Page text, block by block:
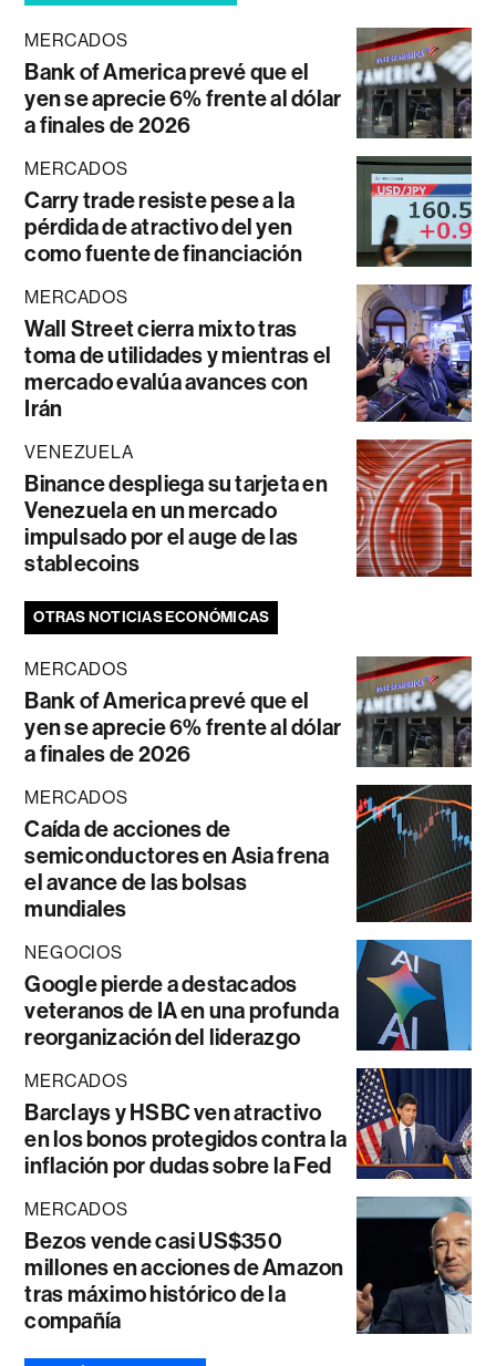
MERCADOS
Bank of America prevé que el
yen se aprecie 6% frente al dólar
a finales de 2026
MERCADOS
Carry trade resiste pese a la
pérdida de atractivo del yen
como fuente de financiación
MERCADOS
Wall Street cierra mixto tras
toma de utilidades y mientras el
mercado evalúa avances con
Irán
VENEZUELA
Binance despliega su tarjeta en
Venezuela en un mercado
impulsado por el auge de las
stablecoins
OTRAS NOTICIAS ECONÓMICAS
MERCADOS
Bank of America prevé que el
yen se aprecie 6% frente al dólar
a finales de 2026
MERCADOS
Caída de acciones de
semiconductores en Asia frena
el avance de las bolsas
mundiales
NEGOCIOS
Google pierde a destacados
veteranos de IA en una profunda
reorganización del liderazgo
MERCADOS
Barclays y HSBC ven atractivo
en los bonos protegidos contra la
inflación por dudas sobre la Fed
MERCADOS
Bezos vende casi US$350
millones en acciones de Amazon
tras máximo histórico de la
compañía